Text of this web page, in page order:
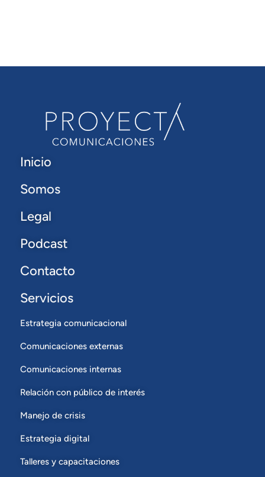
Inicio
Somos
Legal
Podcast
Contacto
Servicios
Estrategia comunicacional
Comunicaciones externas
Comunicaciones internas
Relación con público de interés
Manejo de crisis
Estrategia digital
Talleres y capacitaciones